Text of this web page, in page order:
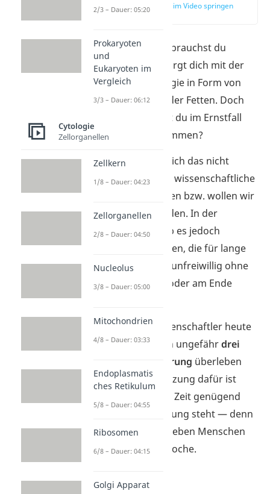
zur Stelle im Video springen
(00:13)
Um zuüberleben,
brauchst du
Nahrung. Sie versorgt dich mit der
notwendigen Energie in Form von
Kohlenhydraten oder Fetten. Doch
wie lange könntest du im Ernstfall
ohne Essen auskommen?
Ganz genau lässt sich das nicht
sagen, denn durch wissenschaftliche
Experimente können bzw. wollen wir
es nicht herausfinden. In der
Vergangenheit gab es jedoch
zahlreiche Menschen, die für lange
Zeit freiwillig oder unfreiwillig ohne
Essen überlebten oder am Ende
Daraus leiten Wissenschaftler heute
ab, dass Menschen ungefährdrei
Monate ohne Nahrung überleben
können. Voraussetzung dafür ist
jedoch, dass in der Zeit genügend
Wasser zur Verfügung steht — denn
ohne Wasser überleben Menschen
weniger als eine Woche.
2/3 – Dauer: 05:20
Prokaryoten
und
Eukaryoten im
Vergleich
3/3 – Dauer: 06:12
Cytologie
Zellorganellen
Zellkern
1/8 – Dauer: 04:23
Zellorganellen
2/8 – Dauer: 04:50
Nucleolus
3/8 – Dauer: 05:00
Mitochondrien
4/8 – Dauer: 03:33
Endoplasmatis
ches Retikulum
5/8 – Dauer: 04:55
Ribosomen
6/8 – Dauer: 04:15
Golgi Apparat